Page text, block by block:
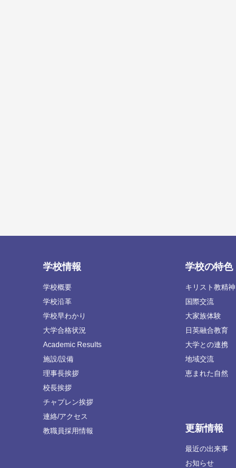
学校情報
学校概要
学校沿革
学校早わかり
大学合格状況
Academic Results
施設/設備
理事長挨拶
校長挨拶
チャプレン挨拶
連絡/アクセス
教職員採用情報
学校の特色
キリスト教精神
国際交流
大家族体験
日英融合教育
大学との連携
地域交流
恵まれた自然
更新情報
最近の出来事
お知らせ